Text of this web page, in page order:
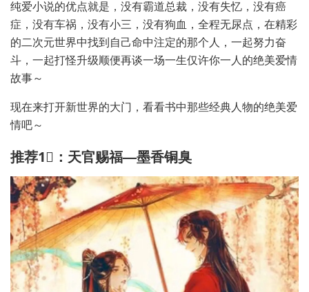
纯爱小说的优点就是，没有霸道总裁，没有失忆，没有癌
症，没有车祸，没有小三，没有狗血，全程无尿点，在精彩
的二次元世界中找到自己命中注定的那个人，一起努力奋
斗，一起打怪升级顺便再谈一场一生仅许你一人的绝美爱情
故事～
现在来打开新世界的大门，看看书中那些经典人物的绝美爱
情吧～
推荐1⃣️：天官赐福—墨香铜臭